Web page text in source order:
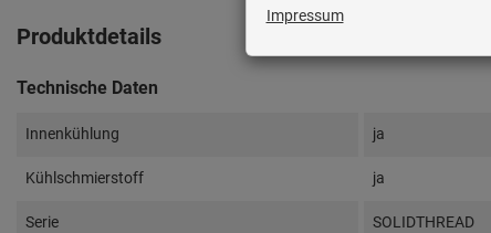
Produktdetails
Technische Daten
Innenkühlung ja
Kühlschmierstoff ja
Serie SOLIDTHREAD